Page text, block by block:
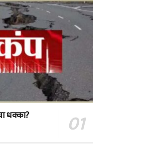
धक्का?